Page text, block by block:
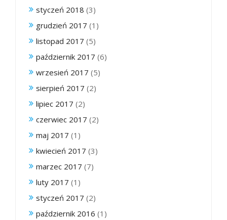
styczeń 2018 (3)
grudzień 2017 (1)
listopad 2017 (5)
październik 2017 (6)
wrzesień 2017 (5)
sierpień 2017 (2)
lipiec 2017 (2)
czerwiec 2017 (2)
maj 2017 (1)
kwiecień 2017 (3)
marzec 2017 (7)
luty 2017 (1)
styczeń 2017 (2)
październik 2016 (1)